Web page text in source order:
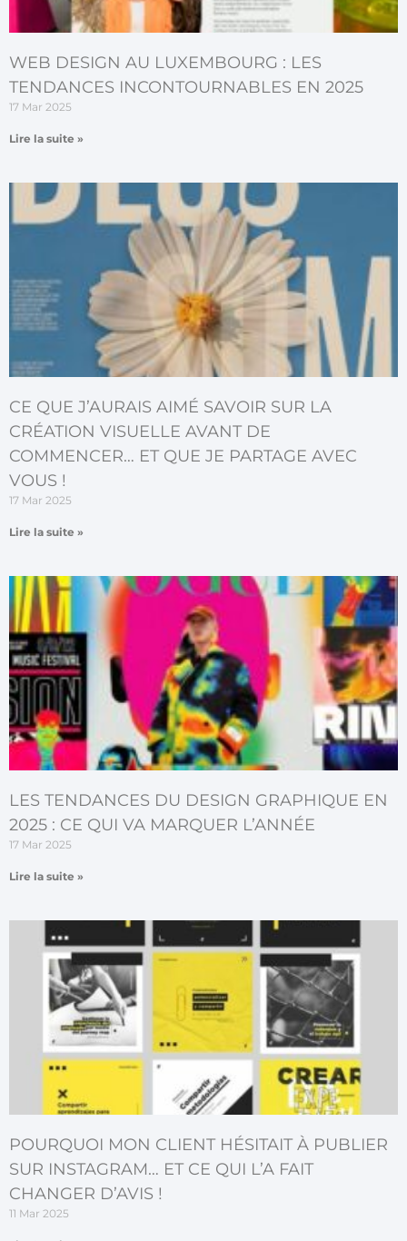
WEB DESIGN AU LUXEMBOURG : LES
TENDANCES INCONTOURNABLES EN 2025
17 Mar 2025
Lire la suite »
CE QUE J’AURAIS AIMÉ SAVOIR SUR LA
CRÉATION VISUELLE AVANT DE
COMMENCER… ET QUE JE PARTAGE AVEC
VOUS !
17 Mar 2025
Lire la suite »
LES TENDANCES DU DESIGN GRAPHIQUE EN
2025 : CE QUI VA MARQUER L’ANNÉE
17 Mar 2025
Lire la suite »
POURQUOI MON CLIENT HÉSITAIT À PUBLIER
SUR INSTAGRAM… ET CE QUI L’A FAIT
CHANGER D’AVIS !
11 Mar 2025